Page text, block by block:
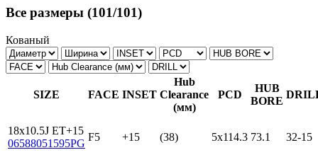
Все размеры (101/101)
Кованый
SIZE FACE INSET
Hub
Clearance
(мм)
PCD
HUB
BORE
18x10.5J ET+15
06588051595PG
F5 +15 (38) 5x114.3 73.1 32-15